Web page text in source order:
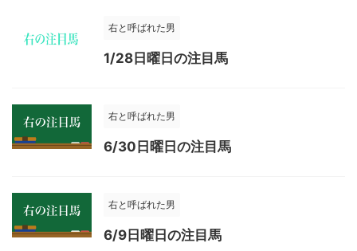
右と呼ばれた男
1/28日曜日の注目馬
右と呼ばれた男
6/30日曜日の注目馬
右と呼ばれた男
6/9日曜日の注目馬